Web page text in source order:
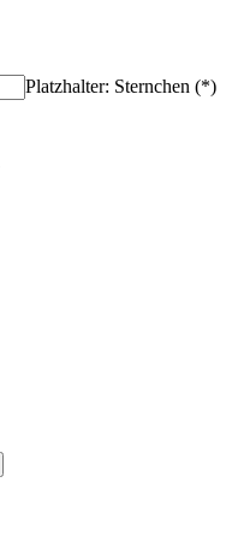
Platzhalter: Sternchen (*)